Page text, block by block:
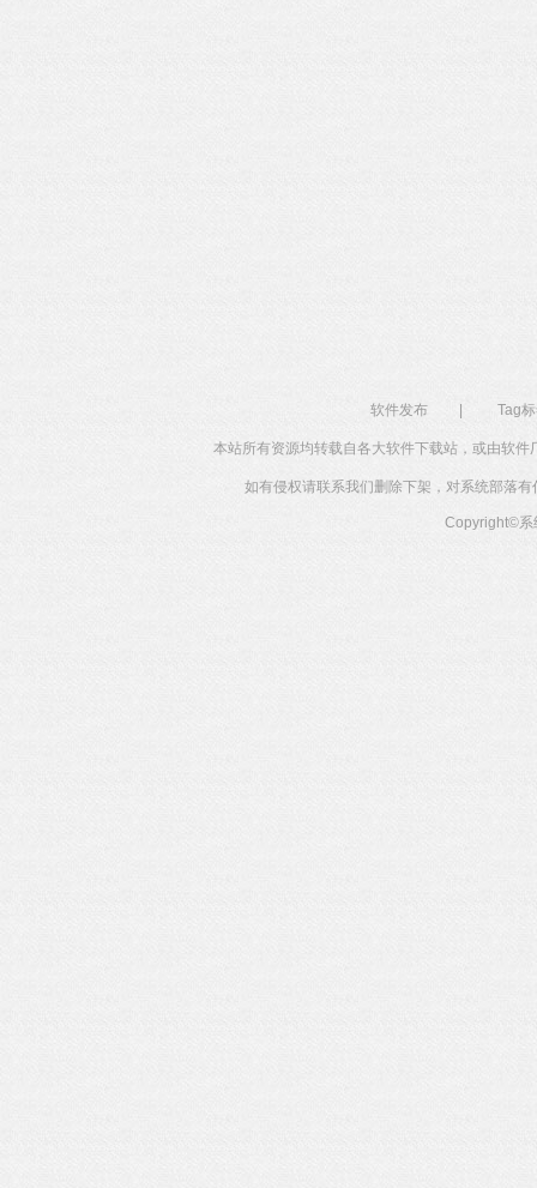
软件发布 Tag
本站所有资源均转载自各大软件下载站，或由软
如有侵权请联系我们删除下架，对系统部落
Copyright©系